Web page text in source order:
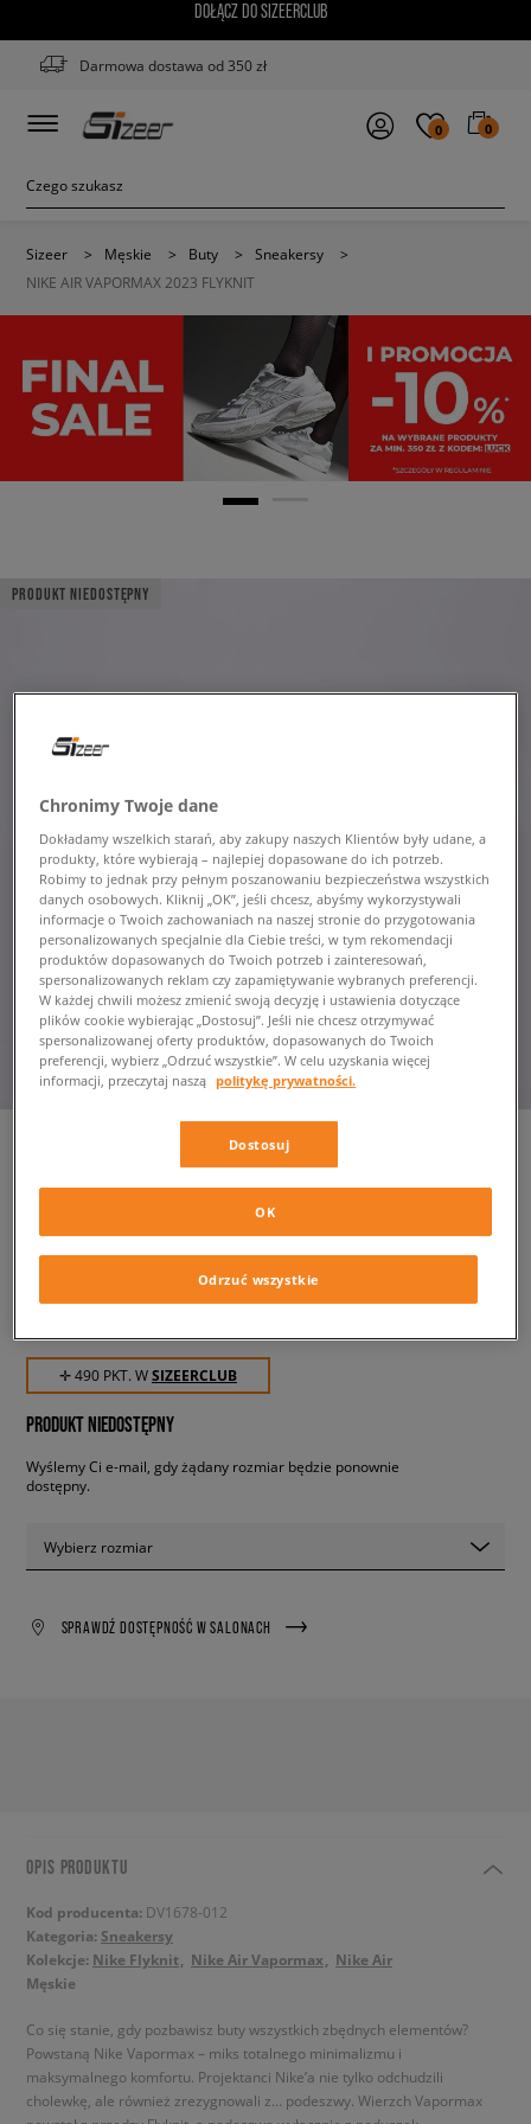
DOŁĄCZ DO SIZEERCLUB
Darmowa dostawa od 350 zł
0 0
Sizeer > Męskie > Buty > Sneakersy
>
NIKE AIR VAPORMAX 2023 FLYKNIT
PRODUKT NIEDOSTĘPNY
✛ 490 PKT. WSIZEERCLUB
PRODUKT NIEDOSTĘPNY
Wyślemy Ci e-mail, gdy żądany rozmiar będzie ponownie
dostępny.
Wybierz rozmiar
SPRAWDŹ DOSTĘPNOŚĆ W SALONACH
OPIS PRODUKTU
Kod producenta: DV1678-012
Kategoria: Sneakersy
Kolekcje: Nike Flyknit Nike Air Vapormax
Nike Air
Męskie
Co się stanie, gdy pozbawisz buty wszystkich zbędnych elementów?
Powstaną Nike Vapormax – miks totalnego minimalizmu i
maksymalnego komfortu. Projektanci Nike’a nie tylko odchudzili
cholewkę, ale również zrezygnowali z… podeszwy. Wierzch Vapormax
Chronimy Twoje dane
Dokładamy wszelkich starań, aby zakupy naszych Klientów były udane, a
produkty, które wybierają – najlepiej dopasowane do ich potrzeb.
Robimy to jednak przy pełnym poszanowaniu bezpieczeństwa wszystkich
danych osobowych. Kliknij „OK”, jeśli chcesz, abyśmy wykorzystywali
informacje o Twoich zachowaniach na naszej stronie do przygotowania
personalizowanych specjalnie dla Ciebie treści, w tym rekomendacji
produktów dopasowanych do Twoich potrzeb i zainteresowań,
spersonalizowanych reklam czy zapamiętywanie wybranych preferencji.
W każdej chwili możesz zmienić swoją decyzję i ustawienia dotyczące
plików cookie wybierając „Dostosuj”. Jeśli nie chcesz otrzymywać
spersonalizowanej oferty produktów, dopasowanych do Twoich
preferencji, wybierz „Odrzuć wszystkie”. W celu uzyskania więcej
informacji, przeczytaj naszą politykę prywatności.
Dostosuj
Odrzuć wszystkie
OK